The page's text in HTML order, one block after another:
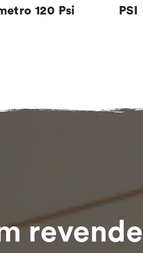
CONFIRA ➔
120 Psi
PSI